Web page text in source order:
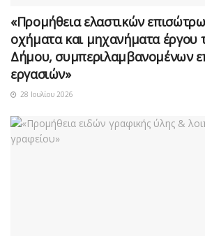
«Προμήθεια ελαστικών
οχήματα και μηχανήματα έργου
Δήμου, συμπεριλαμβανομένων
εργασιών»
28 Ιουλίου 2026